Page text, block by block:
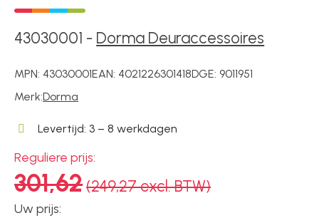
Toegangscontrole
Toegangsverlening
Over ons
43030001 - Dorma Deuraccessoires
MPN: 43030001EAN: 4021226301418DGE:9011951
Merk:Dorma
Levertijd: 3 – 8 werkdagen
Reguliere prijs:
301,62(249,27 excl. BTW)
Uw prijs: